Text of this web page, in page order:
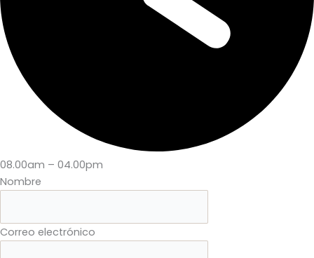
08.00am – 04.00pm
Nombre
Correo electrónico